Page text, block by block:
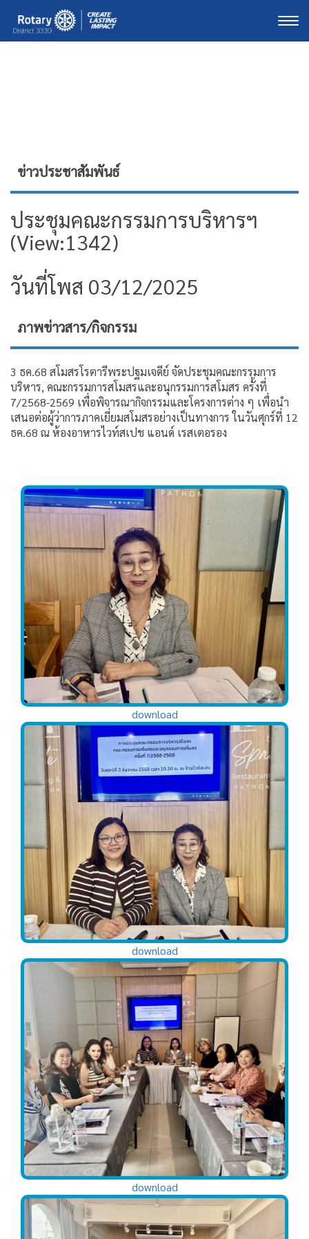
ข่าวประชาสัมพันธ์
ประชุมคณะกรรมการบริหารฯ
(View:1342)
วันที่โพส 03/12/2025
ภาพข่าวสาร/กิจกรรม
3 ธค.68 สโมสรโรตารีพระปฐมเจดีย์ จัดประชุมคณะกรรมการ
บริหาร, คณะกรรมการสโมสรและอนุกรรมการสโมสร ครั้งที่
7/2568-2569 เพื่อพิจารณากิจกรรมและโครงการต่าง ๆ เพื่อนำ
เสนอต่อผู้ว่าการภาคเยี่ยมสโมสรอย่างเป็นทางการ ในวันศุกร์ที่ 12
ธค.68 ณ ห้องอาหารไวท์สเปช แอนด์ เรสเตอรอง
download
download
download